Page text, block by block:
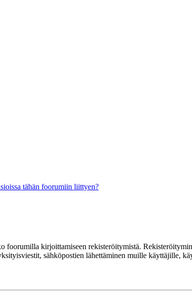
tähän foorumiin liittyen?
foorumilla kirjoittamiseen rekisteröitymistä.
sähköpostien lähettäminen muille käyttäjille,